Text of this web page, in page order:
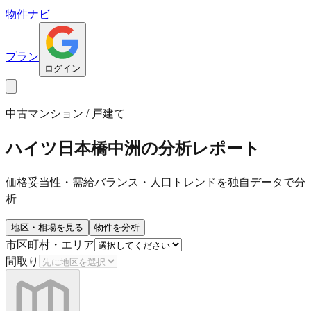
物件ナビ
プラン
ログイン
中古マンション / 戸建て
ハイツ日本橋中洲の分析レポート
価格妥当性・需給バランス・人口トレンドを独自データで分
析
地区・相場を見る 物件を分析
市区町村・エリア
間取り